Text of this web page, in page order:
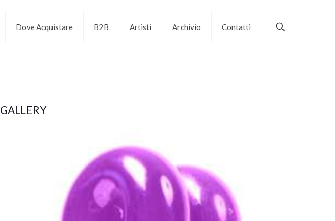
Dove Acquistare B2B Artisti Archivio Contatti
GALLERY